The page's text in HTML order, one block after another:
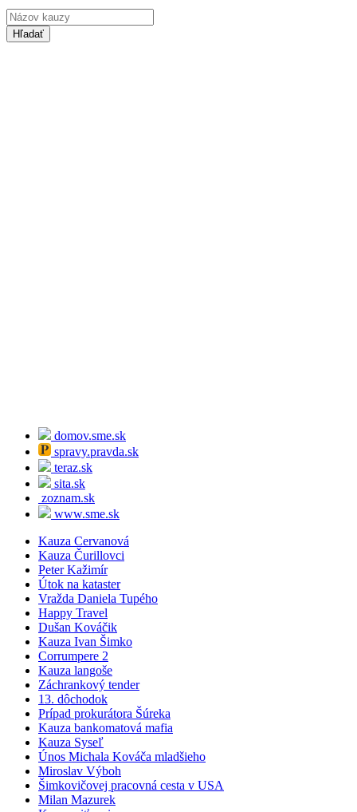
domov.sme.sk
spravy.pravda.sk
teraz.sk
sita.sk
zoznam.sk
www.sme.sk
Kauza Cervanová
Kauza Čurillovci
Peter Kažimír
Útok na kataster
Vražda Daniela Tupého
Happy Travel
Dušan Kováčik
Kauza Ivan Šimko
Corrumpere 2
Kauza langoše
Záchrankový tender
13. dôchodok
Prípad prokurátora Šúreka
Kauza bankomatová mafia
Kauza Syseľ
Únos Michala Kováča mladšieho
Miroslav Výboh
Šimkovičovej pracovná cesta v USA
Milan Mazurek